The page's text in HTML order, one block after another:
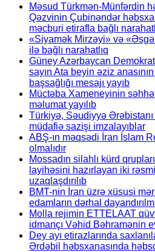
Məsud Türkmən-Münfərdin
Qəzvinin Çubinəndər
məcburi etirafla bağlı
«Siyamək Mirzəyi» və
ilə bağlı narahatlıq
Güney Azərbaycan
sayın Ata beyin əziz
başsağlığı mesajı yayıb
Müctəba Xameneyinin
məlumat yayılıb
Türkiyə, Səudiyyə
müdafiə sazişi imzalayıblar
ABŞ-ın məqsədi İran İslam
olmalıdır
Mossadın silahlı kürd
layihəsini hazırlayan iki
uzaqlaşdırılıb
BMT-nin İran üzrə xüsusi
edamların dərhal
Molla rejimin ETTELAAT
idmançı Vəhid Bəhramənin
Dey ayı etirazlarında
Ərdəbil həbsxanasında